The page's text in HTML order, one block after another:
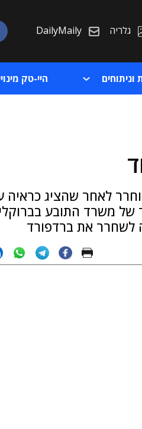
גלריה DailyMaily
וניתוחים היי-טק
לאחר שהציג כראיה
משרד התובע
לשחרר את ברדפורד